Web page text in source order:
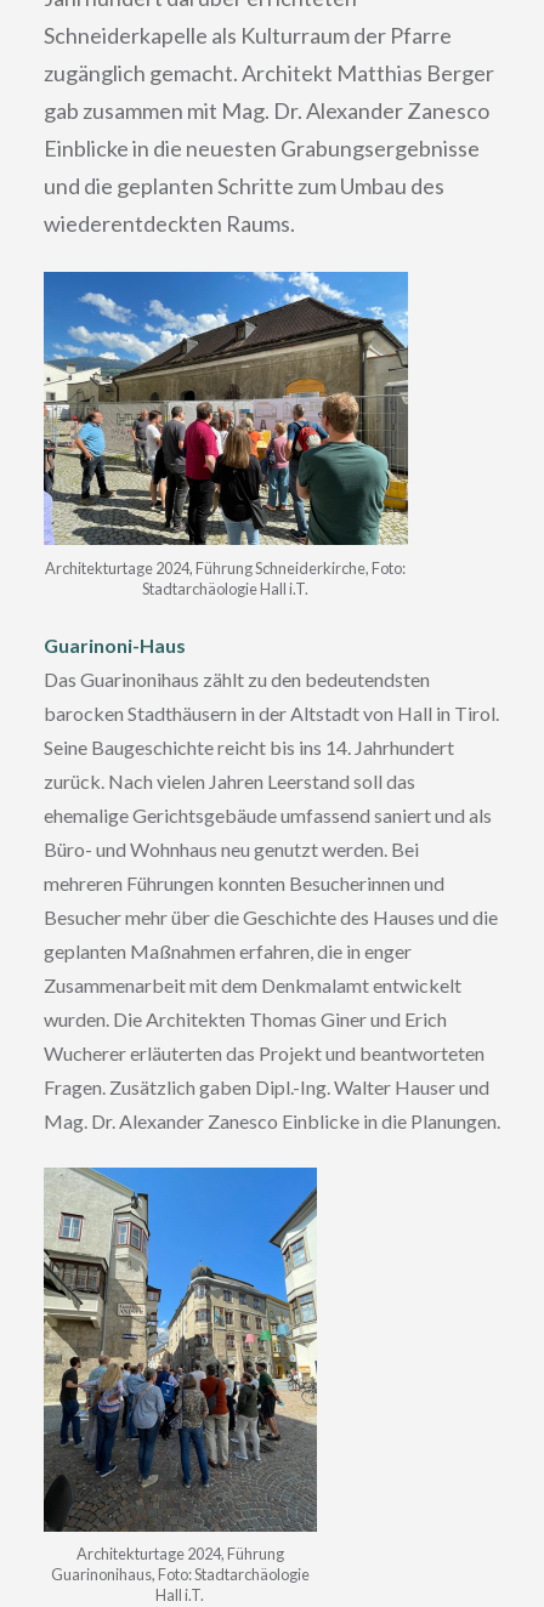
Schneiderkapelle als Kulturraum der Pfarre
zugänglich gemacht. Architekt Matthias Berger
gab zusammen mit Mag. Dr. Alexander Zanesco
Einblicke in die neuesten Grabungsergebnisse
und die geplanten Schritte zum Umbau des
wiederentdeckten Raums.
Architekturtage 2024, Führung Schneiderkirche, Foto:
Stadtarchäologie Hall i.T.
Guarinoni-Haus
Das Guarinonihaus zählt zu den bedeutendsten
barocken Stadthäusern in der Altstadt von Hall in Tirol.
Seine Baugeschichte reicht bis ins 14. Jahrhundert
zurück. Nach vielen Jahren Leerstand soll das
ehemalige Gerichtsgebäude umfassend saniert und als
Büro- und Wohnhaus neu genutzt werden. Bei
mehreren Führungen konnten Besucherinnen und
Besucher mehr über die Geschichte des Hauses und die
geplanten Maßnahmen erfahren, die in enger
Zusammenarbeit mit dem Denkmalamt entwickelt
wurden. Die Architekten Thomas Giner und Erich
Wucherer erläuterten das Projekt und beantworteten
Fragen. Zusätzlich gaben Dipl.-Ing. Walter Hauser und
Mag. Dr. Alexander Zanesco Einblicke in die Planungen.
Architekturtage 2024, Führung
Guarinonihaus, Foto: Stadtarchäologie
Hall i.T.